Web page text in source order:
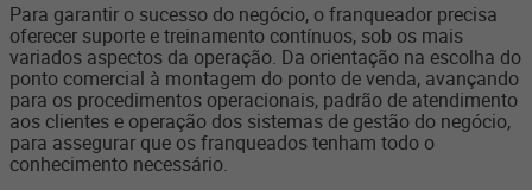
Para garantir o sucesso do negócio, o franqueador precisa
oferecer suporte e treinamento contínuos, sob os mais
variados aspectos da operação. Da orientação na escolha do
ponto comercial à montagem do ponto de venda, avançando
para os procedimentos operacionais, padrão de atendimento
aos clientes e operação dos sistemas de gestão do negócio,
para assegurar que os franqueados tenham todo o
conhecimento necessário.